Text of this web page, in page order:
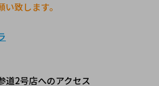
致します。
道2号店へのアクセス